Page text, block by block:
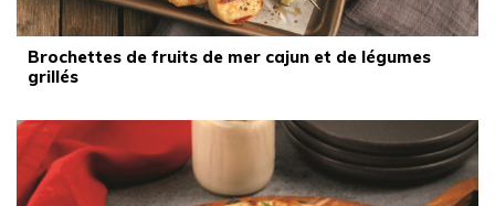
Brochettes de fruits de mer cajun et de légumes
grillés